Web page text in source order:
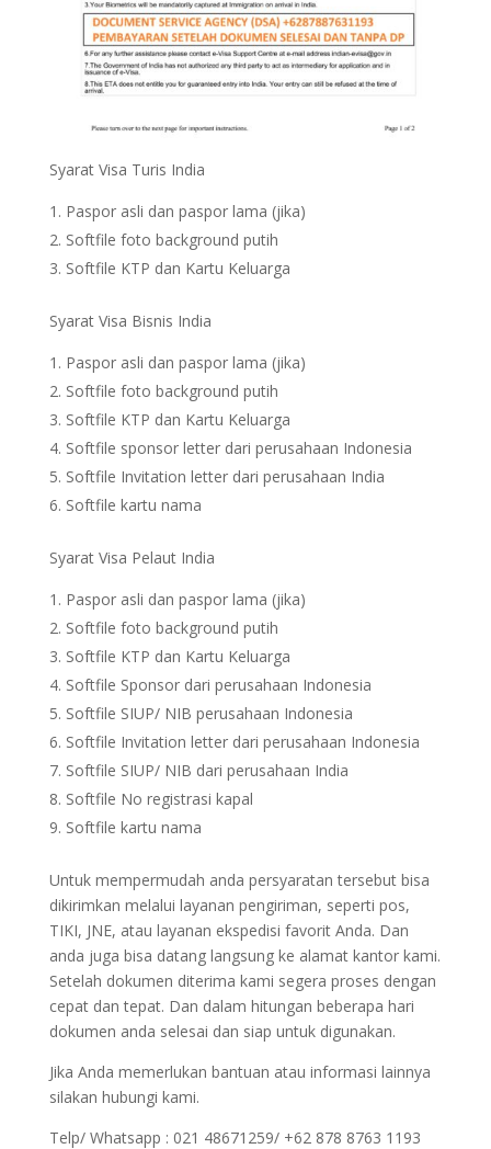
Syarat Visa Turis India
Paspor asli dan paspor lama (jika)
Softfile foto background putih
Softfile KTP dan Kartu Keluarga
Syarat Visa Bisnis India
Paspor asli dan paspor lama (jika)
Softfile foto background putih
Softfile KTP dan Kartu Keluarga
Softfile sponsor letter dari perusahaan Indonesia
Softfile Invitation letter dari perusahaan India
Softfile kartu nama
Syarat Visa Pelaut India
Paspor asli dan paspor lama (jika)
Softfile foto background putih
Softfile KTP dan Kartu Keluarga
Softfile Sponsor dari perusahaan Indonesia
Softfile SIUP/ NIB perusahaan Indonesia
Softfile Invitation letter dari perusahaan Indonesia
Softfile SIUP/ NIB dari perusahaan India
Softfile No registrasi kapal
Softfile kartu nama
Untuk mempermudah anda persyaratan tersebut bisa
dikirimkan melalui layanan pengiriman, seperti pos,
TIKI, JNE, atau layanan ekspedisi favorit Anda. Dan
anda juga bisa datang langsung ke alamat kantor kami.
Setelah dokumen diterima kami segera proses dengan
cepat dan tepat. Dan dalam hitungan beberapa hari
dokumen anda selesai dan siap untuk digunakan.
Jika Anda memerlukan bantuan atau informasi lainnya
silakan hubungi kami.
Telp/ Whatsapp : 021 48671259/ +62 878 8763 1193